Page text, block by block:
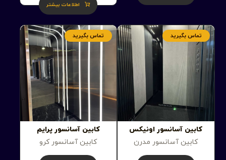
اطلاعات بیشتر
کابین آسانسور اونیکس
کابین آسانسور مدرن
تماس بگیرید
کابین آسانسور پرایم
کابین آسانسور کرو
تماس بگیرید